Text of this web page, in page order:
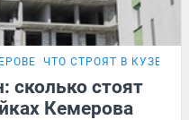
ЧТО СТРОЯТ В
сколько стоят
Кемерова